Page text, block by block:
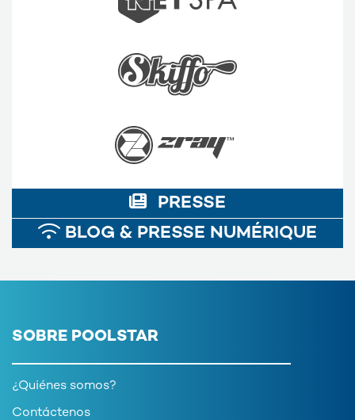
PRESSE
BLOG & PRESSE NUMÉRIQUE
SOBRE POOLSTAR
¿Quiénes somos?
Contáctenos